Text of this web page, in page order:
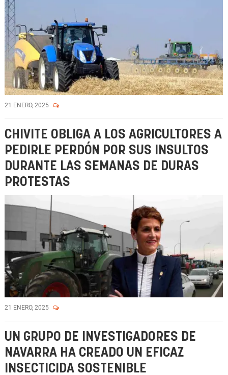
21 ENERO, 2025
CHIVITE OBLIGA A LOS AGRICULTORES A
PEDIRLE PERDÓN POR SUS INSULTOS
DURANTE LAS SEMANAS DE DURAS
PROTESTAS
21 ENERO, 2025
UN GRUPO DE INVESTIGADORES DE
NAVARRA HA CREADO UN EFICAZ
INSECTICIDA SOSTENIBLE